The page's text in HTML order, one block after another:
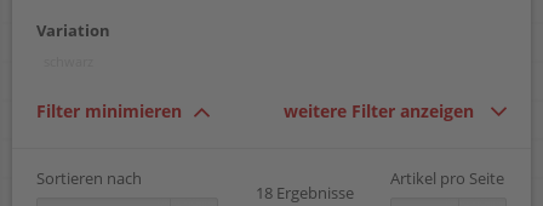
57 x 90 mm
97 x 86 mm
Variation
Filter minimieren weitere Filter anzeigen
Sortieren nach
18 Ergebnisse
Artikel pro Seite